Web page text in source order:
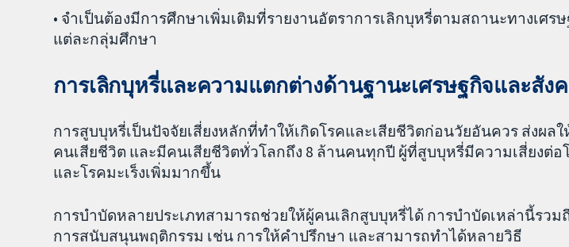
• จำเป็นต้องมีการศึกษาเพิ่มเติมที่รายงานอัตราการเลิกบุหรี่ตามสถานะทางเศร
แต่ละกลุ่มศึกษา
การเลิกบุหรี่และความแตกต่างด้านฐานะเศรษฐกิจและสัง
การสูบบุหรี่เป็นปัจจัยเสี่ยงหลักที่ทำให้เกิดโรคและเสียชีวิตก่อนวัยอันควร ส่งผลใ
คนเสียชีวิต และมีคนเสียชีวิตทั่วโลกถึง 8 ล้านคนทุกปี ผู้ที่สูบบุหรี่มีความเสี่ยงต่อ
และโรคมะเร็งเพิ่มมากขึ้น
การบำบัดหลายประเภทสามารถช่วยให้ผู้คนเลิกสูบบุหรี่ได้ การบำบัดเหล่านี้รวม
การสนับสนุนพฤติกรรม เช่น การให้คำปรึกษา และสามารถทำได้หลายวิธี